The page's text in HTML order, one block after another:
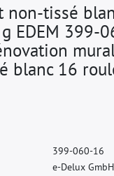
non-tissé
EDEM 399-
blanc 16
399-060-16
e-Delux GmbH